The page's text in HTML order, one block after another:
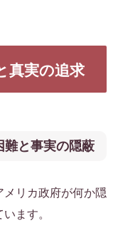
真実の追求
難と事実の隠蔽
メリカ政府が何か隠
ます。